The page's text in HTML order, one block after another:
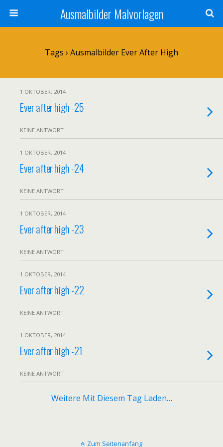
Ausmalbilder Malvorlagen
Tags › Ausmalbilder Ever After High
1 OKTOBER, 2014
Ever after high -25
KEINE ANTWORT
1 OKTOBER, 2014
Ever after high -24
KEINE ANTWORT
1 OKTOBER, 2014
Ever after high -23
KEINE ANTWORT
1 OKTOBER, 2014
Ever after high -22
KEINE ANTWORT
1 OKTOBER, 2014
Ever after high -21
KEINE ANTWORT
Weitere Mit Diesem Tag Laden…
Zum Seitenanfang